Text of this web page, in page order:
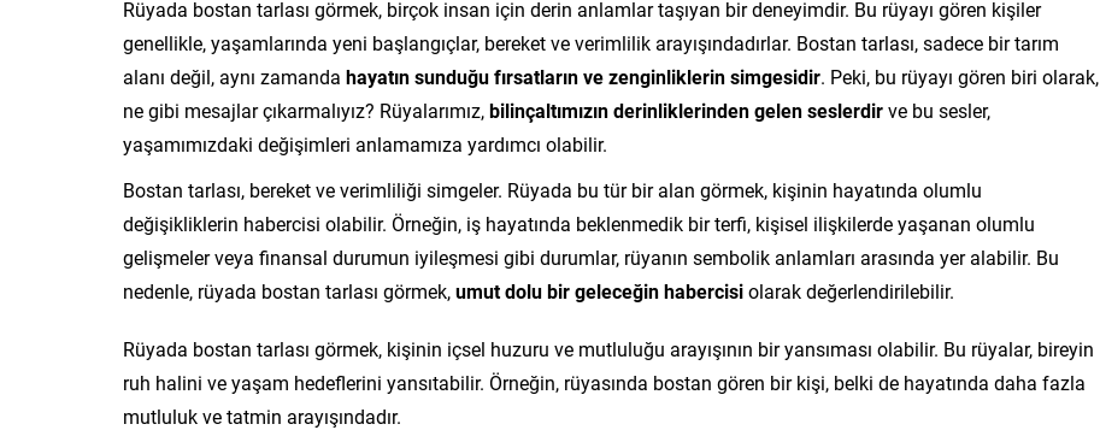
Rüyada bostan tarlası görmek, birçok insan için derin anlamlar taşıyan bir deneyimdir. Bu rüyayı gören kişiler
genellikle, yaşamlarında yeni başlangıçlar, bereket ve verimlilik arayışındadırlar. Bostan tarlası, sadece bir tarım
alanı değil, aynı zamanda hayatın sunduğu fırsatların ve zenginliklerin simgesidir. Peki, bu rüyayı gören biri olarak,
ne gibi mesajlar çıkarmalıyız? Rüyalarımız,bilinçaltımızın derinliklerinden gelen seslerdirve bu sesler,
yaşamımızdaki değişimleri anlamamıza yardımcı olabilir.
Bostan tarlası, bereket ve verimliliği simgeler. Rüyada bu tür bir alan görmek, kişinin hayatında olumlu
değişikliklerin habercisi olabilir. Örneğin, iş hayatında beklenmedik bir terfi, kişisel ilişkilerde yaşanan olumlu
gelişmeler veya finansal durumun iyileşmesi gibi durumlar, rüyanın sembolik anlamları arasında yer alabilir. Bu
nedenle, rüyada bostan tarlası görmek,umut dolu bir geleceğin habercisiolarak değerlendirilebilir.
Rüyada bostan tarlası görmek, kişinin içsel huzuru ve mutluluğu arayışının bir yansıması olabilir. Bu rüyalar, bireyin
ruh halini ve yaşam hedeflerini yansıtabilir. Örneğin, rüyasında bostan gören bir kişi, belki de hayatında daha fazla
mutluluk ve tatmin arayışındadır.